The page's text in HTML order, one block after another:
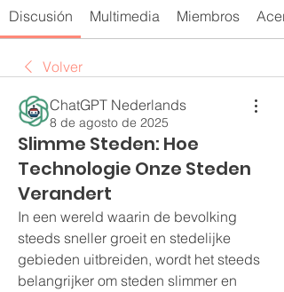
Discusión Multimedia Miembros
Volver
ChatGPT Nederlands
8 de agosto de 2025
Slimme Steden: Hoe
Technologie Onze Steden
Verandert
In een wereld waarin de bevolking
steeds sneller groeit en stedelijke
gebieden uitbreiden, wordt het steeds
belangrijker om steden slimmer en